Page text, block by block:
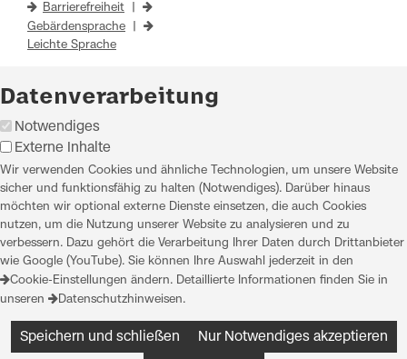
Barrierefreiheit
Gebärdensprache
Leichte Sprache
Datenverarbeitung
Notwendiges
Externe Inhalte
Wir verwenden Cookies und ähnliche Technologien, um unsere Website
sicher und funktionsfähig zu halten (Notwendiges). Darüber hinaus
möchten wir optional externe Dienste einsetzen, die auch Cookies
nutzen, um die Nutzung unserer Website zu analysieren und zu
verbessern. Dazu gehört die Verarbeitung Ihrer Daten durch Drittanbieter
wie Google (YouTube). Sie können Ihre Auswahl jederzeit in den
Cookie-Einstellungen ändern. Detaillierte Informationen finden Sie in
unseren
Datenschutzhinweisen.
Speichern und schließen Nur Notwendiges akzeptieren